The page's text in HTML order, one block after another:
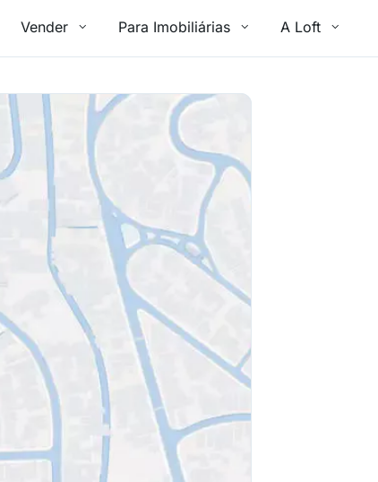
Vender Para Imobiliárias A Loft